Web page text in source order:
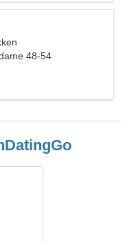
48-54